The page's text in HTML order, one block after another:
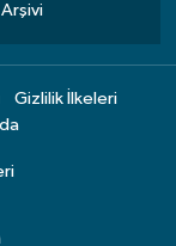
Gizlilik İlkeleri